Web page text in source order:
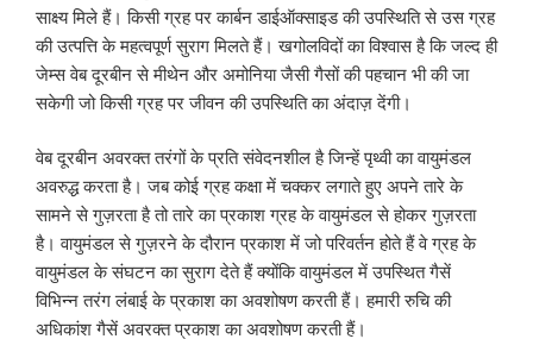
साक्ष्य मिले हैं। किसी ग्रह पर कार्बन डाईऑक्साइड की उपस्थिति से उस ग्रह
की उत्पत्ति के महत्वपूर्ण सुराग मिलते हैं। खगोलविदों का विश्वास है कि जल्द ही
जेम्स वेब दूरबीन से मीथेन और अमोनिया जैसी गैसों की पहचान भी की जा
सकेगी जो किसी ग्रह पर जीवन की उपस्थिति का अंदाज़ देंगी।
वेब दूरबीन अवरक्त तरंगों के प्रति संवेदनशील है जिन्हें पृथ्वी का वायुमंडल
अवरुद्ध करता है। जब कोई ग्रह कक्षा में चक्कर लगाते हुए अपने तारे के
सामने से गुज़रता है तो तारे का प्रकाश ग्रह के वायुमंडल से होकर गुज़रता
है। वायुमंडल से गुज़रने के दौरान प्रकाश में जो परिवर्तन होते हैं वे ग्रह के
वायुमंडल के संघटन का सुराग देते हैं क्योंकि वायुमंडल में उपस्थित गैसें
विभिन्न तरंग लंबाई के प्रकाश का अवशोषण करती हैं। हमारी रुचि की
अधिकांश गैसें अवरक्त प्रकाश का अवशोषण करती हैं।